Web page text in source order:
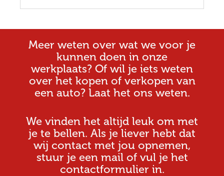
Meer weten over wat we voor je
kunnen doen in onze
werkplaats? Of wil je iets weten
over het kopen of verkopen van
een auto? Laat het ons weten.
We vinden het altijd leuk om met
je te bellen. Als je liever hebt dat
wij contact met jou opnemen,
stuur je een mail of vul je het
contactformulier in.